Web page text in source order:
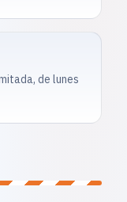
de lunes